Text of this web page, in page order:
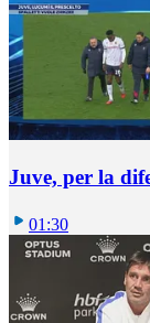
Juve, per la
01:30